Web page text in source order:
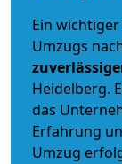
Ein
Umzugs
Heidelberg.
das
Erfahrung
Umzug